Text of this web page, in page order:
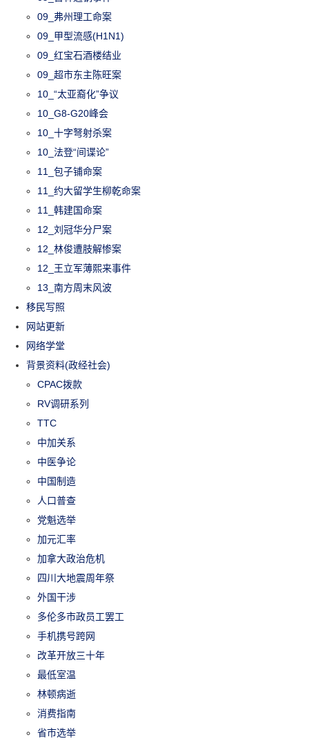
09_弗州理工命案
09_甲型流感(H1N1)
09_红宝石酒楼结业
09_超市东主陈旺案
10_“太亚裔化”争议
10_G8-G20峰会
10_十字弩射杀案
10_法登“间谍论”
11_包子铺命案
11_约大留学生柳乾命案
11_韩建国命案
12_刘冠华分尸案
12_林俊遭肢解惨案
12_王立军薄熙来事件
13_南方周末风波
移民写照
网站更新
网络学堂
背景资料(政经社会)
CPAC拨款
RV调研系列
TTC
中加关系
中医争论
中国制造
人口普查
党魁选举
加元汇率
加拿大政治危机
四川大地震周年祭
外国干涉
多伦多市政员工罢工
手机携号跨网
改革开放三十年
最低室温
林顿病逝
消费指南
省市选举